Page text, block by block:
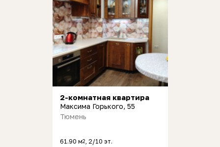
2-комнатная квартира
Максима Горького, 55
Тюмень
61.90 м2 , 2/10 эт.